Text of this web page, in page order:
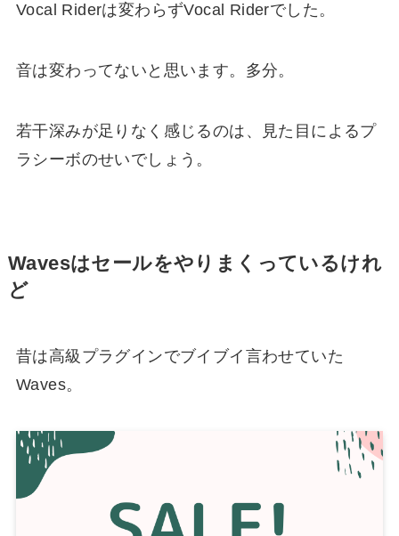
Vocal Riderは変わらずVocal Riderでした。
音は変わってないと思います。多分。
若干深みが足りなく感じるのは、見た目によるプ
ラシーボのせいでしょう。
Wavesはセールをやりまくっているけれ
ど
昔は高級プラグインでブイブイ言わせていた
Waves。